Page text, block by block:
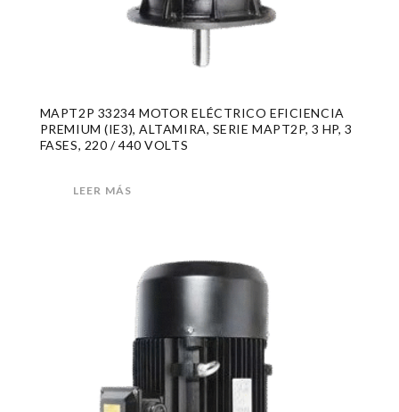
MAPT2P 33234 MOTOR ELÉCTRICO EFICIENCIA
PREMIUM (IE3), ALTAMIRA, SERIE MAPT2P, 3 HP, 3
FASES, 220 / 440 VOLTS
LEER MÁS